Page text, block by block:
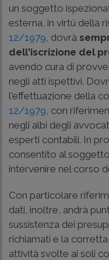
un soggetto
esterna, in virtù della
12/1979 , dovrà
dell'iscrizione del
avendo cura di
negli atti ispettivi.
l'effettuazione della
12/1979 , con
negli albi degli
esperti contabili. In
consentito al
intervenire nel corso
Con particolare
dati, inoltre, andrà
sussistenza dei
richiamati e la
attività svolte ai soli